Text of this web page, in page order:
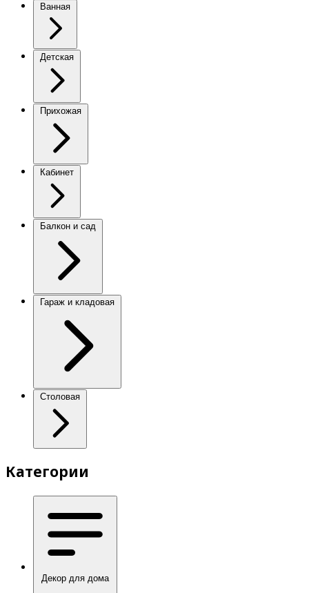
Ванная
Детская
Прихожая
Кабинет
Балкон и сад
Гараж и кладовая
Столовая
Категории
Декор для дома